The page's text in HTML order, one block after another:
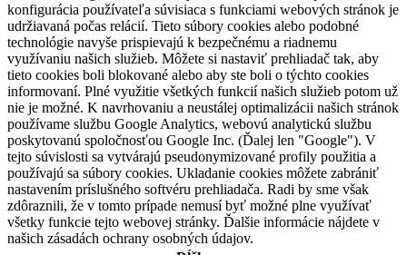
konfigurácia používateľa súvisiaca s funkciami webových stránok je
udržiavaná počas relácií. Tieto súbory cookies alebo podobné
technológie navyše prispievajú k bezpečnému a riadnemu
využívaniu našich služieb. Môžete si nastaviť prehliadač tak, aby
tieto cookies boli blokované alebo aby ste boli o týchto cookies
informovaní. Plné využitie všetkých funkcií našich služieb potom už
nie je možné. K navrhovaniu a neustálej optimalizácii našich stránok
používame službu Google Analytics, webovú analytickú službu
poskytovanú spoločnosťou Google Inc. (Ďalej len "Google"). V
tejto súvislosti sa vytvárajú pseudonymizované profily použitia a
používajú sa súbory cookies. Ukladanie cookies môžete zabrániť
nastavením príslušného softvéru prehliadača. Radi by sme však
zdôraznili, že v tomto prípade nemusí byť možné plne využívať
všetky funkcie tejto webovej stránky. Ďalšie informácie nájdete v
našich zásadách ochrany osobných údajov.